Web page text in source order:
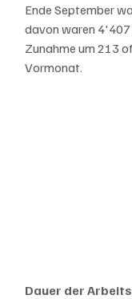
Ende September
davon waren
Zunahme um 213
Vormonat.
Dauer der